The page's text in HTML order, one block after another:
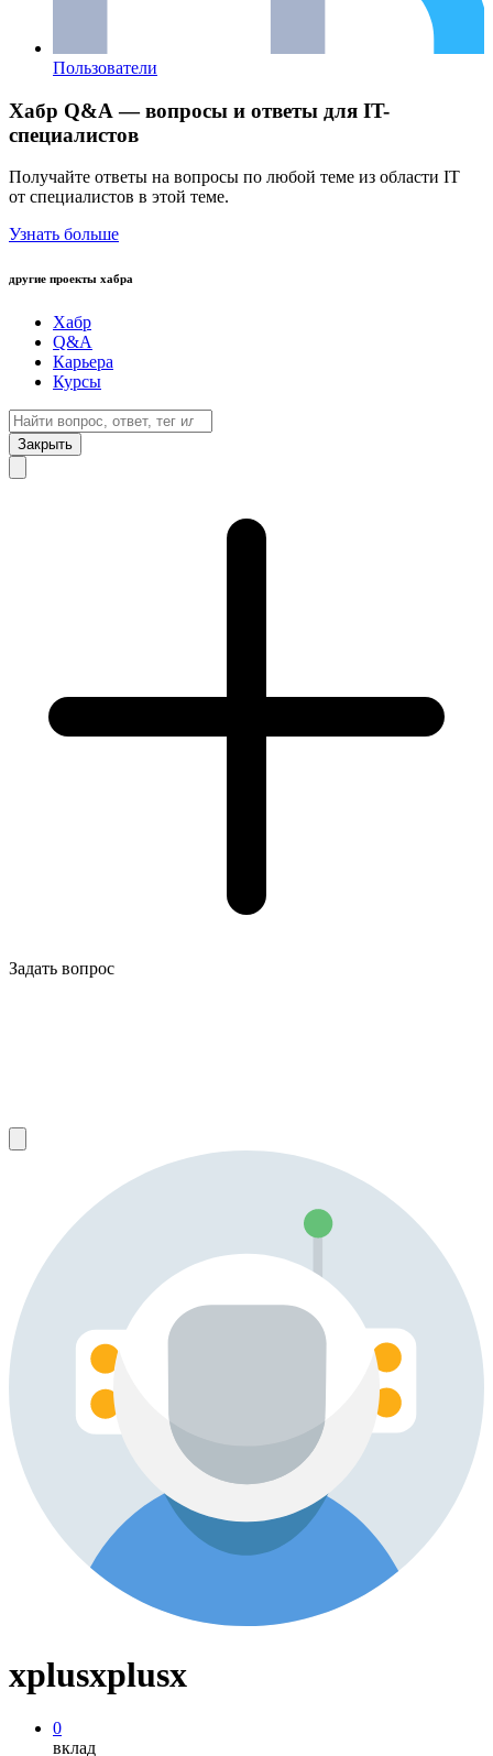
Пользователи
Хабр Q&A — вопросы и ответы для IT-
специалистов
Получайте ответы на вопросы по любой теме из области IT
от специалистов в этой теме.
Узнать больше
другие проекты хабра
Хабр
Q&A
Карьера
Курсы
Закрыть
Задать вопрос
xplusxplusx
0
вклад